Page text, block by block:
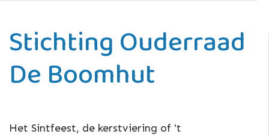
Stichting Ouderraad
De Boomhut
Het Sintfeest, de kerstviering of 't